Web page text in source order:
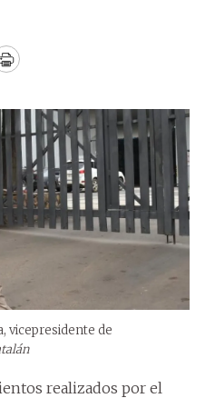
Print
vicepresidente de
realizados por el